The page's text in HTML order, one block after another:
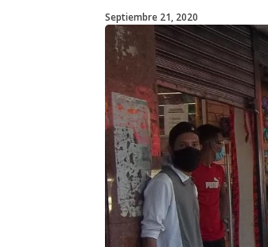
Septiembre 21, 2020